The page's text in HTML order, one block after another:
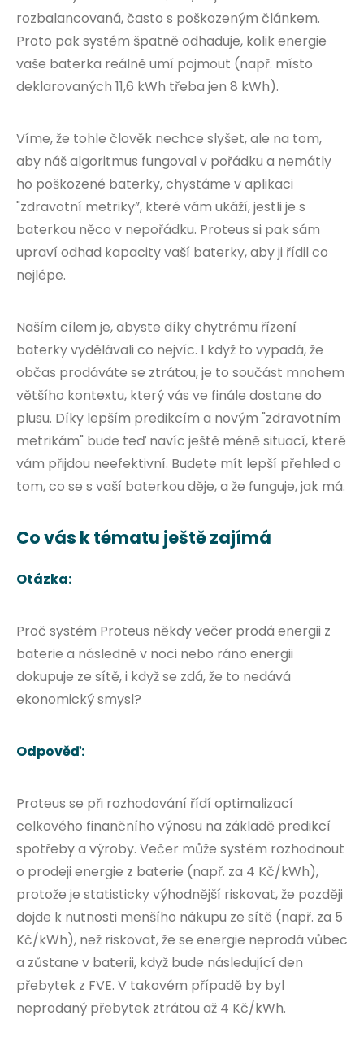
rozbalancovaná, často s poškozeným článkem.
Proto pak systém špatně odhaduje, kolik energie
vaše baterka reálně umí pojmout (např. místo
deklarovaných 11,6 kWh třeba jen 8 kWh).
Víme, že tohle člověk nechce slyšet, ale na tom,
aby náš algoritmus fungoval v pořádku a nemátly
ho poškozené baterky, chystáme v aplikaci
"zdravotní metriky”, které vám ukáží, jestli je s
baterkou něco v nepořádku. Proteus si pak sám
upraví odhad kapacity vaší baterky, aby ji řídil co
nejlépe.
Naším cílem je, abyste díky chytrému řízení
baterky vydělávali co nejvíc. I když to vypadá, že
občas prodáváte se ztrátou, je to součást mnohem
většího kontextu, který vás ve finále dostane do
plusu. Díky lepším predikcím a novým "zdravotním
metrikám" bude teď navíc ještě méně situací, které
vám přijdou neefektivní. Budete mít lepší přehled o
tom, co se s vaší baterkou děje, a že funguje, jak má.
Co vás k tématu ještě zajímá
Otázka:
Proč systém Proteus někdy večer prodá energii z
baterie a následně v noci nebo ráno energii
dokupuje ze sítě, i když se zdá, že to nedává
ekonomický smysl?
Odpověď:
Proteus se při rozhodování řídí optimalizací
celkového finančního výnosu na základě predikcí
spotřeby a výroby. Večer může systém rozhodnout
o prodeji energie z baterie (např. za 4 Kč/kWh),
protože je statisticky výhodnější riskovat, že později
dojde k nutnosti menšího nákupu ze sítě (např. za 5
Kč/kWh), než riskovat, že se energie neprodá vůbec
a zůstane v baterii, když bude následující den
přebytek z FVE. V takovém případě by byl
neprodaný přebytek ztrátou až 4 Kč/kWh.